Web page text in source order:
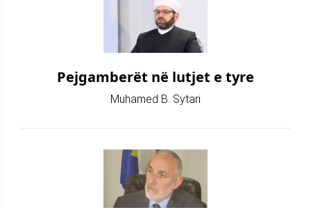
Pejgamberët në lutjet e tyre
Muhamed B. Sytari